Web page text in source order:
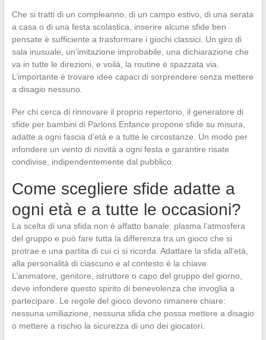
Che si tratti di un compleanno, di un campo estivo, di una serata
a casa o di una festa scolastica, inserire alcune sfide ben
pensate è sufficiente a trasformare i giochi classici. Un giro di
sala inusuale, un’imitazione improbabile, una dichiarazione che
va in tutte le direzioni, e voilà, la routine è spazzata via.
L’importante è trovare idee capaci di sorprendere senza mettere
a disagio nessuno.
Per chi cerca di rinnovare il proprio repertorio, il generatore di
sfide per bambini di Parlons Enfance propone sfide su misura,
adatte a ogni fascia d’età e a tutte le circostanze. Un modo per
infondere un vento di novità a ogni festa e garantire risate
condivise, indipendentemente dal pubblico.
Come scegliere sfide adatte a
ogni età e a tutte le occasioni?
La scelta di una sfida non è affatto banale: plasma l’atmosfera
del gruppo e può fare tutta la differenza tra un gioco che si
protrae e una partita di cui ci si ricorda. Adattare la sfida all’età,
alla personalità di ciascuno e al contesto è la chiave.
L’animatore, genitore, istruttore o capo del gruppo del giorno,
deve infondere questo spirito di benevolenza che invoglia a
partecipare. Le regole del gioco devono rimanere chiare:
nessuna umiliazione, nessuna sfida che possa mettere a disagio
o mettere a rischio la sicurezza di uno dei giocatori.